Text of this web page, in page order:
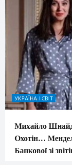
УКРАЇНА І СВІТ
Михайло
Охотін…
Банкової зі